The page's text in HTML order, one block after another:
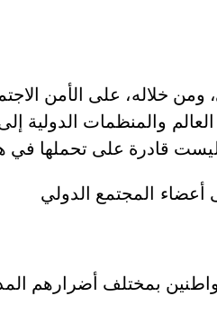
على الأمن
والمنظمات الدولية
بمختلف أضرارهم